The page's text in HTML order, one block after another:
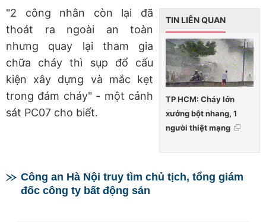
TIN LIÊN QUAN
TP HCM: Cháy lớn
xưởng bột nhang, 1
người thiệt mạng
"2 công nhân còn lại đã
thoát ra ngoài an toàn
nhưng quay lại tham gia
chữa cháy thì sụp đổ cấu
kiện xây dựng và mắc kẹt
trong đám cháy" - một cảnh
sát PC07 cho biết.
Công an Hà Nội truy tìm chủ tịch, tổng giám
đốc công ty bất động sản